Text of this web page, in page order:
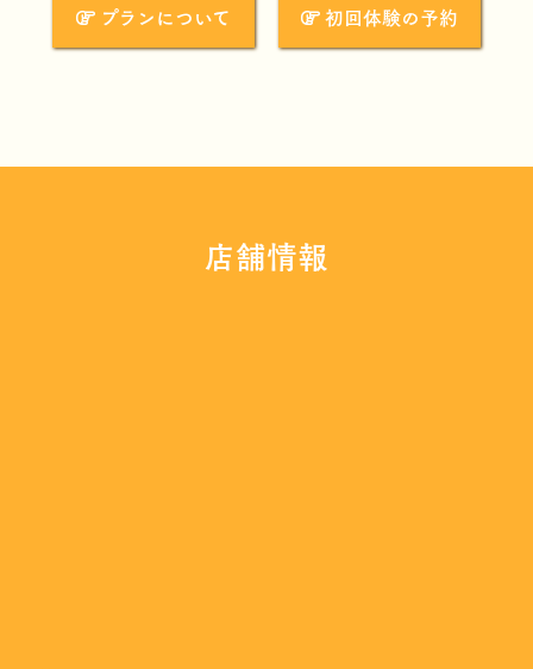
プランについて 初回体験の予約
店舗情報